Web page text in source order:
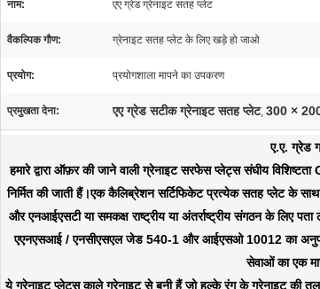
नाम: एए ग्रेड ग्रेनाइट सतह प्लेट
वैकल्पिक गौण: ग्रेनाइट सतह प्लेट के लिए खड़े हो जाओ
प्रयोग: प्रयोगशाला मापने का उपकरण
प्रमुखता देना: एए ग्रेड सटीक ग्रेनाइट सतह प्लेट, 300 ×
ए.ए. ग्रेड
हमारे द्वारा ऑफ़र की जाने वाली ग्रेनाइट सरफेस प्लेट्स संघीय
निर्मित की जाती हैं।एक कैलिब्रेशन सर्टिफिकेट प्रत्येक सतह प्लेट के
और एनआईएसटी या समकक्ष राष्ट्रीय या अंतर्राष्ट्रीय संगठन के लिए
एएनएसआई / एनसीएसएल जेड 540-1 और आईएसओ 10012 का
सेवाओं का एक
ये ग्रेनाइट प्लेट्स काले ग्रेनाइट से बनी हैं जो हल्के रंग के ग्रेनाइट की